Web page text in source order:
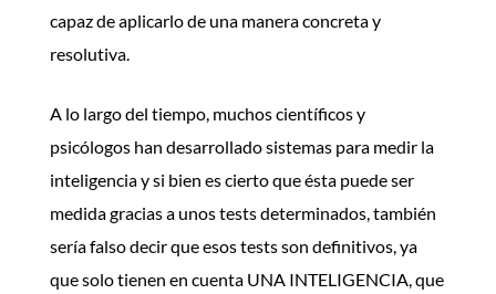
capaz de aplicarlo de una manera concreta y
resolutiva.
A lo largo del tiempo, muchos científicos y
psicólogos han desarrollado sistemas para medir la
inteligencia y si bien es cierto que ésta puede ser
medida gracias a unos tests determinados, también
sería falso decir que esos tests son definitivos, ya
que solo tienen en cuenta UNA INTELIGENCIA, que